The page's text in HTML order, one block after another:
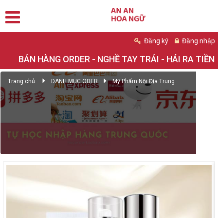
Đăng ký Đăng nhập
BÁN HÀNG ORDER - NGHỀ TAY TRÁI - HÁI RA TIỀN
Trang chủ DANH MỤC ODER Mỹ Phẩm Nội Địa Trung